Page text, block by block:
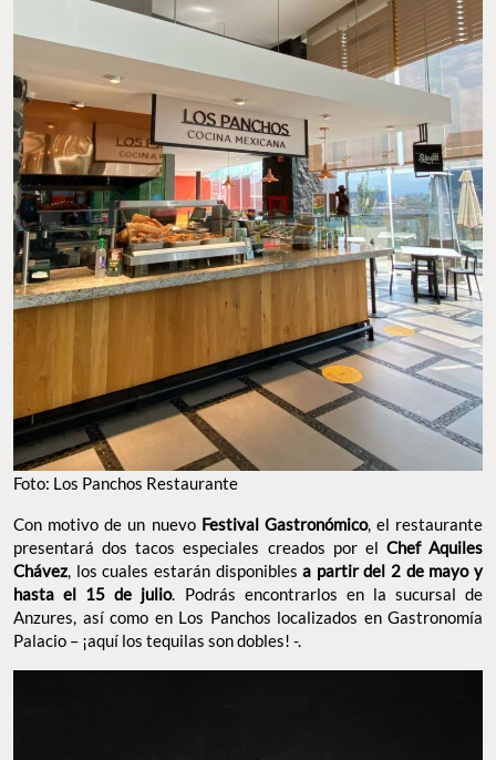
Foto: Los Panchos Restaurante
Con motivo de un nuevo Festival Gastronómico, el restaurante
presentará dos tacos especiales creados por el Chef Aquiles
Chávez, los cuales estarán disponiblesa partir del 2 de mayo y
hasta el 15 de julio. Podrás encontrarlos en la sucursal de
Anzures, así como en Los Panchos localizados en Gastronomía
Palacio – ¡aquí los tequilas son dobles! -.